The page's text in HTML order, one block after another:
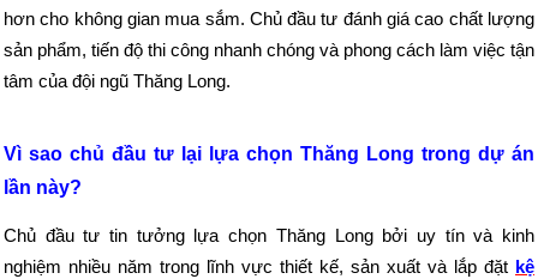
hơn cho không gian mua sắm. Chủ đầu tư đánh giá cao chất lượng
sản phẩm, tiến độ thi công nhanh chóng và phong cách làm việc tận
tâm của đội ngũ Thăng Long.
Vì sao chủ đầu tư lại lựa chọn Thăng Long trong dự án
lần này?
Chủ đầu tư tin tưởng lựa chọn Thăng Long bởi uy tín và kinh
nghiệm nhiều năm trong lĩnh vực thiết kế, sản xuất và lắp đặt kệ